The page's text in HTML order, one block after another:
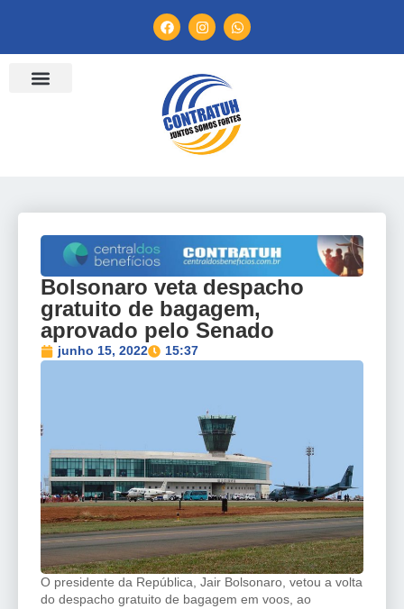
Bolsonaro veta despacho
gratuito de bagagem,
aprovado pelo Senado
junho 15, 2022 15:37
O presidente da República, Jair Bolsonaro, vetou a volta
do despacho gratuito de bagagem em voos, ao